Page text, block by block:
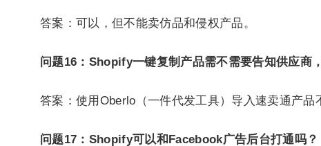
答案：可以，但不能卖仿品和侵权产品。
问题16：Shopify一键复制产品需不需要告知供应商
答案：使用Oberlo（一件代发工具）导入速卖通产
问题17：Shopify可以和Facebook广告后台打通吗？